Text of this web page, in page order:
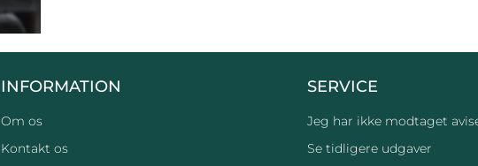
INFORMATION
Om os
Kontakt os
SERVICE
Jeg har ikke modtaget
Se tidligere udgaver